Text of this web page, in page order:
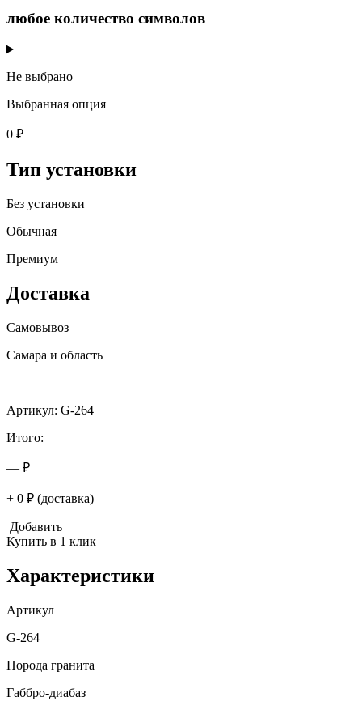
любое количество символов
Не выбрано
Выбранная опция
0 ₽
Тип установки
Без установки
Обычная
Премиум
Доставка
Самовывоз
Самара и область
Артикул: G-264
Итого:
— ₽
+ 0 ₽ (доставка)
Добавить
Купить в 1 клик
Характеристики
Артикул
G-264
Порода гранита
Габбро-диабаз